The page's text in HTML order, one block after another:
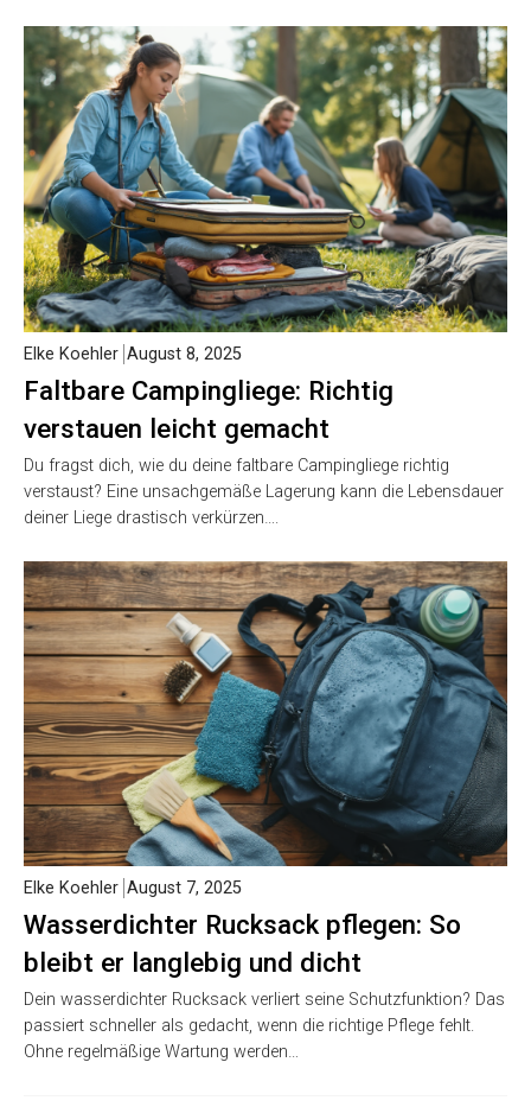
Faltbare Campingliege: Richtig
verstauen leicht gemacht
Elke Koehler August 8, 2025
Du fragst dich, wie du deine faltbare Campingliege richtig
verstaust? Eine unsachgemäße Lagerung kann die Lebensdauer
deiner Liege drastisch verkürzen….
Wasserdichter Rucksack pflegen: So
bleibt er langlebig und dicht
Elke Koehler August 7, 2025
Dein wasserdichter Rucksack verliert seine Schutzfunktion? Das
passiert schneller als gedacht, wenn die richtige Pflege fehlt.
Ohne regelmäßige Wartung werden…